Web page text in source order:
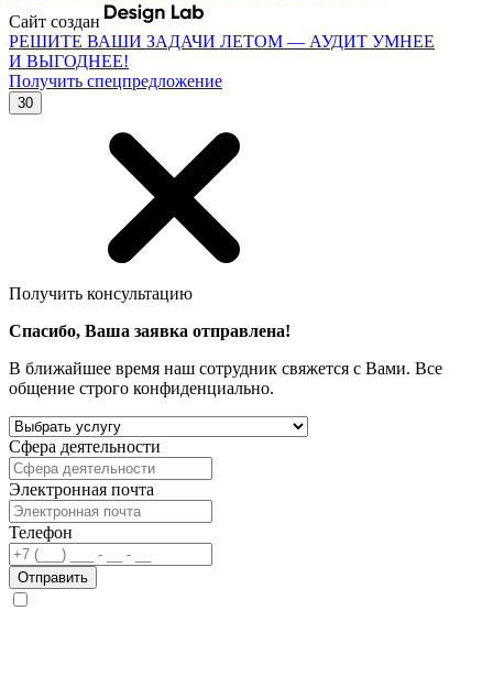
Сайт создан
РЕШИТЕ ВАШИ ЗАДАЧИ ЛЕТОМ — АУДИТ УМНЕЕ
И ВЫГОДНЕЕ!
Получить спецпредложение
30
Получить консультацию
Спасибо, Ваша заявка отправлена!
В ближайшее время наш сотрудник свяжется с Вами. Все
общение строго конфиденциально.
Сфера деятельности
Электронная почта
Телефон
Отправить